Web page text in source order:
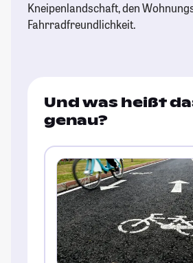
Kneipenlandschaft, den
Fahrradfreundlichkeit.
Und was heißt
genau?